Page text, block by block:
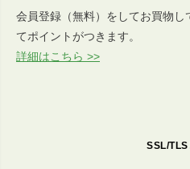
会員登録（無料）をしてお買物
てポイントがつきます。
詳細はこちら >>
SSL/TLS